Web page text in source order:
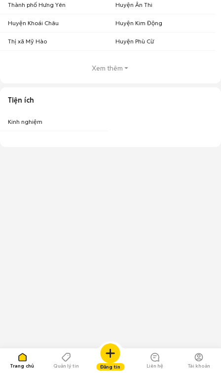
Trang chủ Quản lý tin Đăng tin Liên hệ Tài khoản
Thành phố Hưng Yên Huyện Ân Thi
Huyện Khoái Châu Huyện Kim Động
Thị xã Mỹ Hào Huyện Phù Cừ
Xem thêm
Tiện ích
Kinh nghiệm